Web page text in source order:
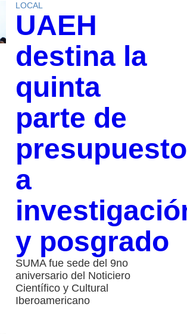
LOCAL
UAEH
destina la
quinta
parte de
presupuesto
a
y posgrado
SUMA fue sede del 9no
aniversario del Noticiero
Científico y Cultural
Iberoamericano